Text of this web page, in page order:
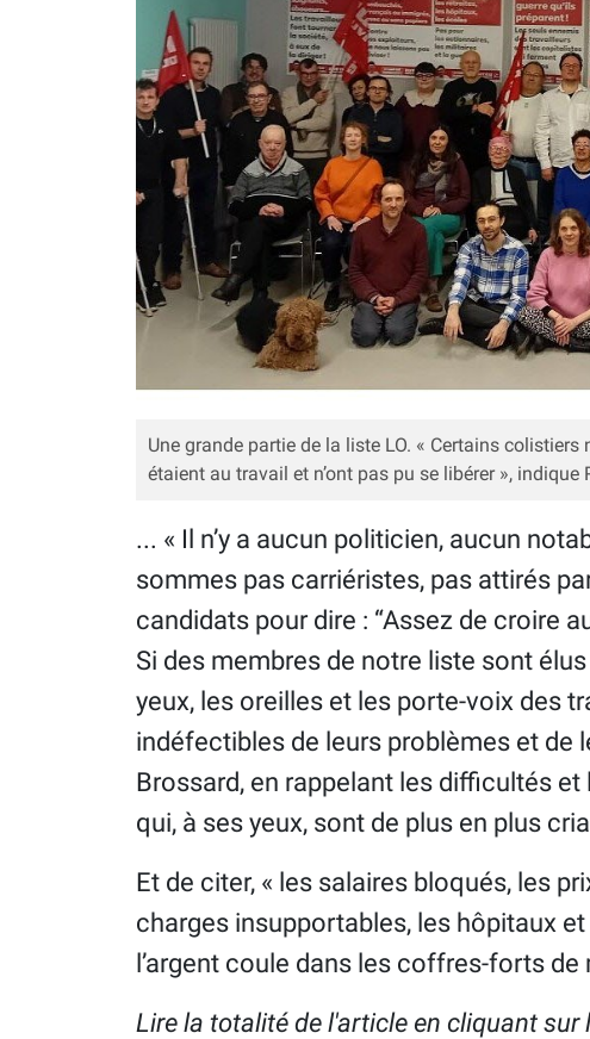
Une grande partie de la liste LO. « Certains
étaient au travail et n’ont pas pu se libérer »,
... « Il n’y a aucun politicien, aucun
sommes pas carriéristes, pas attirés
candidats pour dire : “Assez de croire
Si des membres de notre liste sont
yeux, les oreilles et les porte-voix des
indéfectibles de leurs problèmes et de
Brossard, en rappelant les difficultés
qui, à ses yeux, sont de plus en plus
Et de citer, « les salaires bloqués, les
charges insupportables, les hôpitaux
l’argent coule dans les coffres-forts de
Lire la totalité de l'article en cliquant sur